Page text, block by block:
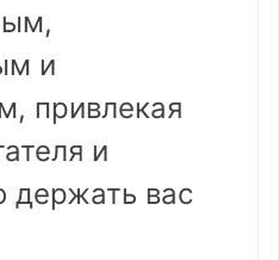
и
привлекая
и
держать вас